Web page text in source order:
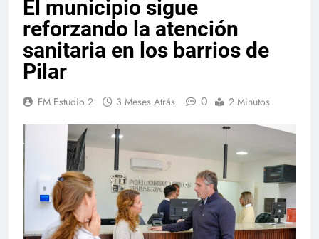
El municipio sigue
reforzando la atención
sanitaria en los barrios de
Pilar
FM Estudio 2 3 Meses Atrás 0 2 Minutos